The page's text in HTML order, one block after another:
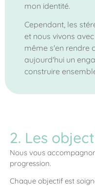
mon identité.
Cependant, les
et nous vivons
même s'en rendre
aujourd'hui un
construire
2. Les
Nous vous
progression.
Chaque objectif est